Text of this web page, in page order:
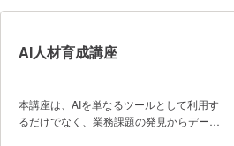
けて学びます。
AI人材育成講座
本講座は、AIを単なるツールとして利用す
るだけでなく、業務課題の発見からデータ